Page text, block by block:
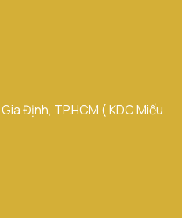
Định, TP.HCM ( KDC Miếu